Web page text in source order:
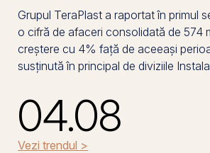
Grupul TeraPlast a raportat în primul
o cifră de afaceri consolidată de 574
creștere cu 4% față de aceeași
susținută în principal de diviziile
04.08
Vezi trendul >